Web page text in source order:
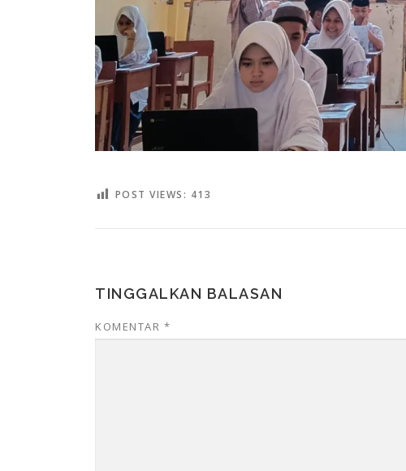
POST VIEWS: 413
TINGGALKAN BALASAN
KOMENTAR *